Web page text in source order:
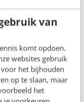
van
komt opdoen.
websites gebruik
het bijhouden
op te slaan, maar
het